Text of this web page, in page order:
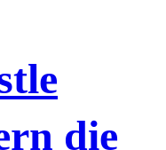
die